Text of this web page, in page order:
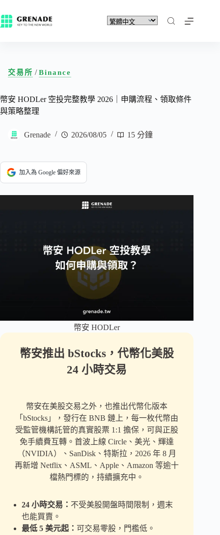
交易所 /Binance
幣安 HODLer 空投完整教學 2026｜申購流程、領取條件
與策略整理
Grenade 2026/08/05 15 分鐘
加入為 Google 偏好來源
幣安 HODLer
幣安推出 bStocks，代幣化美股
24 小時交易
幣安在美股交易之外，也推出代幣化版本
「bStocks」，發行在 BNB 鏈上，每一枚代幣由
受監管機構託管的真實股票 1:1 擔保，可與正股
免手續費互轉。首波上線 Circle、美光、輝達
（NVIDIA）、SanDisk、特斯拉，2026 年 8 月
再新增 Netflix、ASML、Apple、Amazon 等逾十
檔熱門標的，持續擴充中。
24 小時交易： 不受美股開盤時間限制，週末
也能買賣。
最低 5 美元起： 可交易零股，門檻低。